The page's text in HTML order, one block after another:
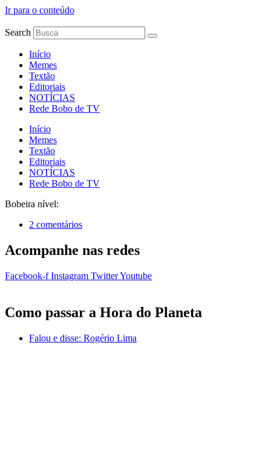
Ir para o conteúdo
Search
Início
Memes
Textão
Editoriais
NOTÍCIAS
Rede Bobo de TV
Início
Memes
Textão
Editoriais
NOTÍCIAS
Rede Bobo de TV
Bobeira nível:
2 comentários
Acompanhe nas redes
Facebook-f Instagram TwitterYoutube
Como passar a Hora do Planeta
Falou e disse: Rogério Lima